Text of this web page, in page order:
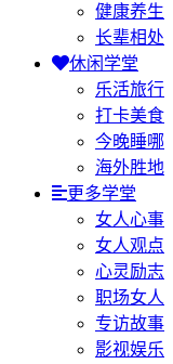
健康养生
长辈相处
休闲学堂
乐活旅行
打卡美食
今晚睡哪
海外胜地
更多学堂
女人心事
女人观点
心灵励志
职场女人
专访故事
影视娱乐